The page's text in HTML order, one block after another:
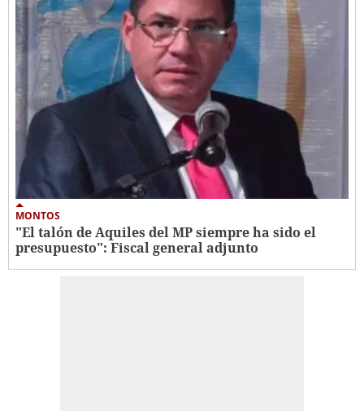
MONTOS
"El talón de Aquiles del MP siempre ha sido el
presupuesto": Fiscal general adjunto